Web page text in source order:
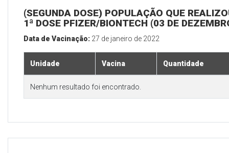
(SEGUNDA DOSE) POPULAÇÃO QUE
1ª DOSE PFIZER/BIONTECH (03 DE
Data de Vacinação: 27 de janeiro de 2022
Unidade Vacina Quantidade
Nenhum resultado foi encontrado.